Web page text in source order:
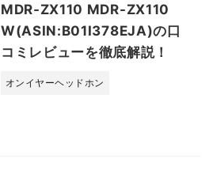
MDR-ZX110 MDR-ZX110
W(ASIN:B01I378EJA)の口
コミレビューを徹底解説！
オンイヤーヘッドホン